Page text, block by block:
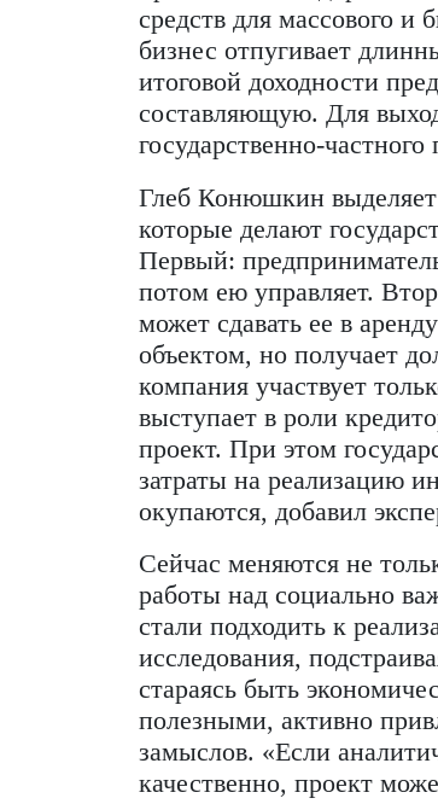
В последние
инфраструктуру.
Петербург, ЦКАД,
из-за пандемии стал
активизировало
открывая семинар.
По его словам,
проектов — их
средств для
бизнес отпугивает
итоговой
составляющую. Для
государственно-
Глеб Конюшкин
которые делают
Первый:
потом ею
может сдавать ее в
объектом, но
компания участвует
выступает в роли